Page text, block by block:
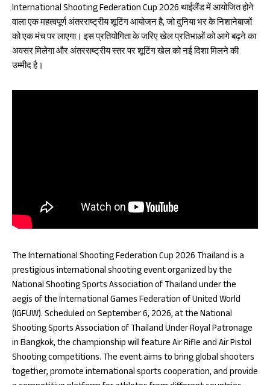
International Shooting Federation Cup 2026 थाईलैंड में आयोजित होने
वाला एक महत्वपूर्ण अंतरराष्ट्रीय शूटिंग आयोजन है, जो दुनिया भर के निशानेबाजों
को एक मंच पर लाएगा। इस प्रतियोगिता के जरिए खेल प्रतिभाओं को आगे बढ़ने का
अवसर मिलेगा और अंतरराष्ट्रीय स्तर पर शूटिंग खेल को नई दिशा मिलने की
उम्मीद है।
The International Shooting Federation Cup 2026 Thailand is a
prestigious international shooting event organized by the
National Shooting Sports Association of Thailand under the
aegis of the International Games Federation of United World
(IGFUW). Scheduled on September 6, 2026, at the National
Shooting Sports Association of Thailand Under Royal Patronage
in Bangkok, the championship will feature Air Rifle and Air Pistol
Shooting competitions. The event aims to bring global shooters
together, promote international sports cooperation, and provide